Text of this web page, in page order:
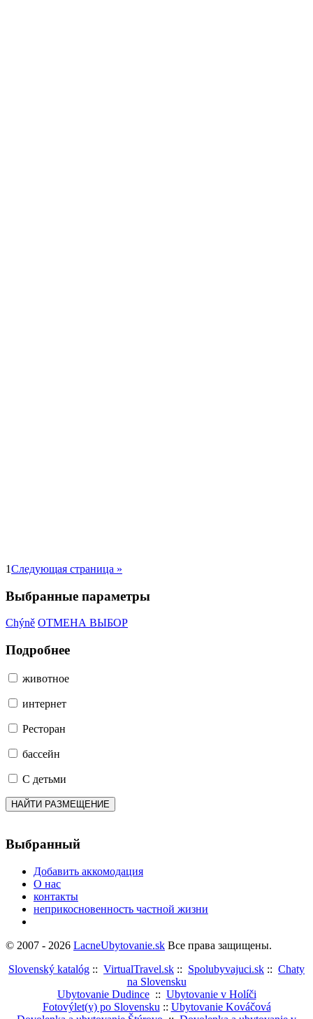
1Следующая страница »
Выбранные параметры
Chýně ОТМЕНА ВЫБОР
Подробнее
животное
интернет
Pесторан
бассейн
С детьми
Выбранный
Добавить аккомодация
О нас
контакты
неприкосновенность частной жизни
© 2007 - 2026 LacneUbytovanie.sk Все права защищены.
Slovenský katalóg :: VirtualTravel.sk :: Spolubyvajuci.sk :: Chaty
na Slovensku
Ubytovanie Dudince :: Ubytovanie v Holíči
Fotovýlet(y) po Slovensku :: Ubytovanie Kováčová